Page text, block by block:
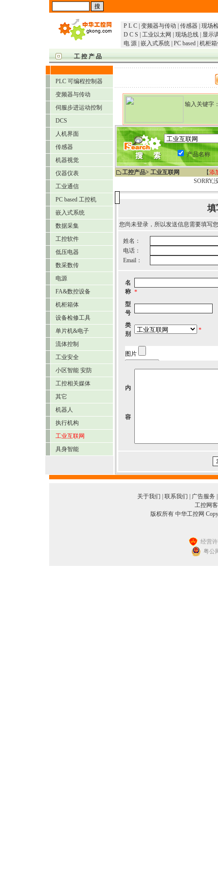
P L C 变频器与传动 传感器 现场
D C S
工业以太网 现场总线
显示
电 源 嵌入式系统 PC based 机柜
工 控 产 品
PLC 可编程控制器
变频器与传动
伺服步进运动控制
DCS
人机界面
传感器
机器视觉
仪器仪表
工业通信
PC based 工控机
嵌入式系统
数据采集
工控软件
低压电器
数采数传
电源
FA&数控设备
机柜箱体
设备检修工具
单片机&电子
流体控制
工业安全
小区智能 安防
工控相关媒体
其它
机器人
执行机构
工业互联网
具身智能
输入关键字
产品名称
工控产品> 工业互联网 【添
SORRY,
填
您尚未登录，所以发送信息需要填写
姓名：
电话：
Email：
名
称 *
型
号
类
别
*
内
容
关于我们 联系我们 广告服务
工控网
版权所有 中华工控网
经营
粤公